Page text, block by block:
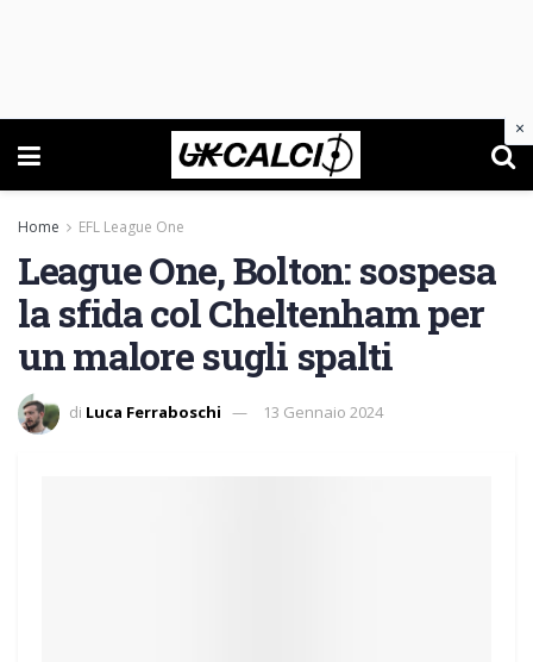
Home EFL League One
League One, Bolton: sospesa
la sfida col Cheltenham per
un malore sugli spalti
di Luca Ferraboschi 13 Gennaio 2024
×